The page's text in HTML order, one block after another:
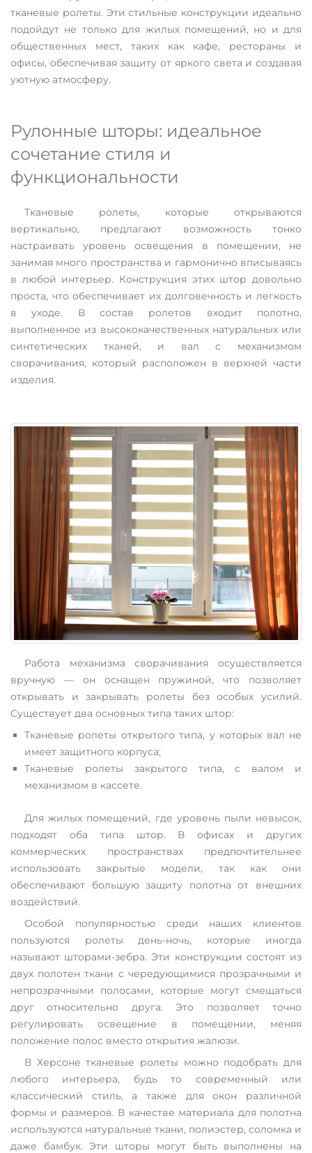
тканевые ролеты. Эти стильные конструкции идеально
подойдут не только для жилых помещений, но и для
общественных мест, таких как кафе, рестораны и
офисы, обеспечивая защиту от яркого света и создавая
уютную атмосферу.
Рулонные шторы: идеальное
сочетание стиля и
функциональности
Тканевые ролеты, которые открываются
вертикально, предлагают возможность тонко
настраивать уровень освещения в помещении, не
занимая много пространства и гармонично вписываясь
в любой интерьер. Конструкция этих штор довольно
проста, что обеспечивает их долговечность и легкость
в уходе. В состав ролетов входит полотно,
выполненное из высококачественных натуральных или
синтетических тканей, и вал с механизмом
сворачивания, который расположен в верхней части
изделия.
Работа механизма сворачивания осуществляется
вручную — он оснащен пружиной, что позволяет
открывать и закрывать ролеты без особых усилий.
Существует два основных типа таких штор:
Тканевые ролеты открытого типа, у которых вал не
имеет защитного корпуса;
Тканевые ролеты закрытого типа, с валом и
механизмом в кассете.
Для жилых помещений, где уровень пыли невысок,
подходят оба типа штор. В офисах и других
коммерческих пространствах предпочтительнее
использовать закрытые модели, так как они
обеспечивают большую защиту полотна от внешних
воздействий.
Особой популярностью среди наших клиентов
пользуются ролеты день-ночь, которые иногда
называют шторами-зебра. Эти конструкции состоят из
двух полотен ткани с чередующимися прозрачными и
непрозрачными полосами, которые могут смещаться
друг относительно друга. Это позволяет точно
регулировать освещение в помещении, меняя
положение полос вместо открытия жалюзи.
В Херсоне тканевые ролеты можно подобрать для
любого интерьера, будь то современный или
классический стиль, а также для окон различной
формы и размеров. В качестве материала для полотна
используются натуральные ткани, полиэстер, соломка и
даже бамбук. Эти шторы могут быть выполнены на